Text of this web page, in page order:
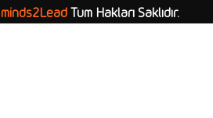
minds2LeadTüm Hakları Saklıdır.